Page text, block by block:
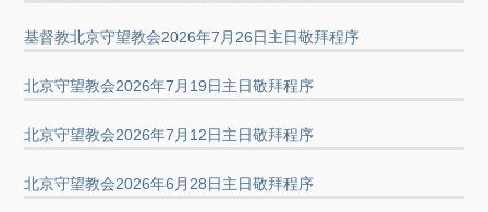
基督教北京守望教会2026年7月26日主日敬拜程序
北京守望教会2026年7月19日主日敬拜程序
北京守望教会2026年7月12日主日敬拜程序
北京守望教会2026年6月28日主日敬拜程序